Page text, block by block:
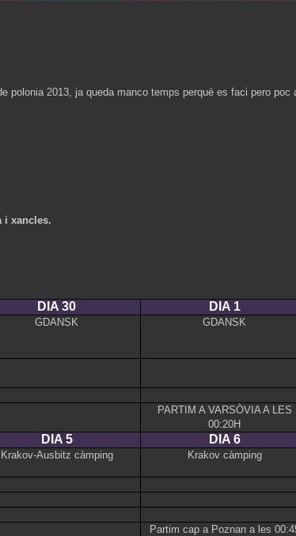
2013, ja queda manco temps perquè es faci pero poc
i xancles.
DIA 30 DIA 1
GDANSK GDANSK
PARTIM A VARSÒVIA A LES
00:20H
DIA 5 DIA 6
Krakov-Ausbitz càmping Krakov càmping
Partim cap a Poznan a les